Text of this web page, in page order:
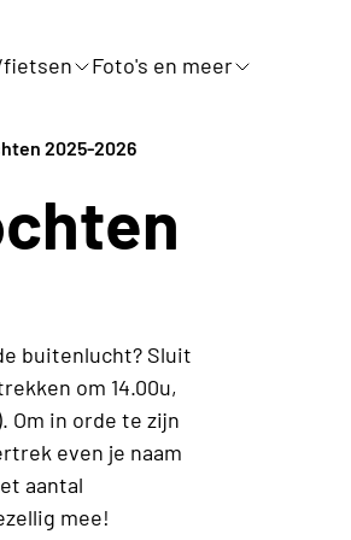
fietsen Foto's en meer
2025-2026
buitenlucht? Sluit
om 14.00u,
Om in orde te zijn
even je naam
aantal
mee!